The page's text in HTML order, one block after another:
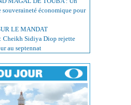
souveraineté économique pour
LE MANDAT
Cheikh Sidiya Diop rejette
au septennat